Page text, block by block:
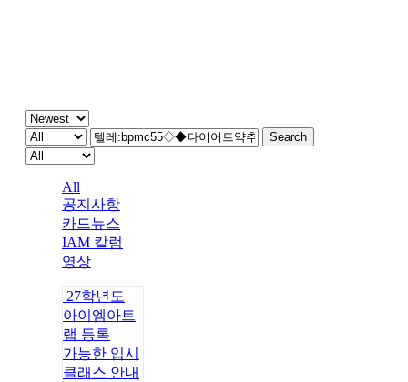
주간 IAM Search
All
공지사항
카드뉴스
IAM 칼럼
영상
27학년도
아이엠아트
랩 등록
가능한 입시
클래스 안내